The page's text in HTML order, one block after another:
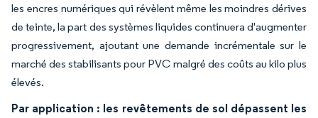
les encres numériques qui révèlent même les moindres dérives
de teinte, la part des systèmes liquides continuera d'augmenter
progressivement, ajoutant une demande incrémentale sur le
marché des stabilisants pour PVC malgré des coûts au kilo plus
élevés.
Par application : les revêtements de sol dépassent les